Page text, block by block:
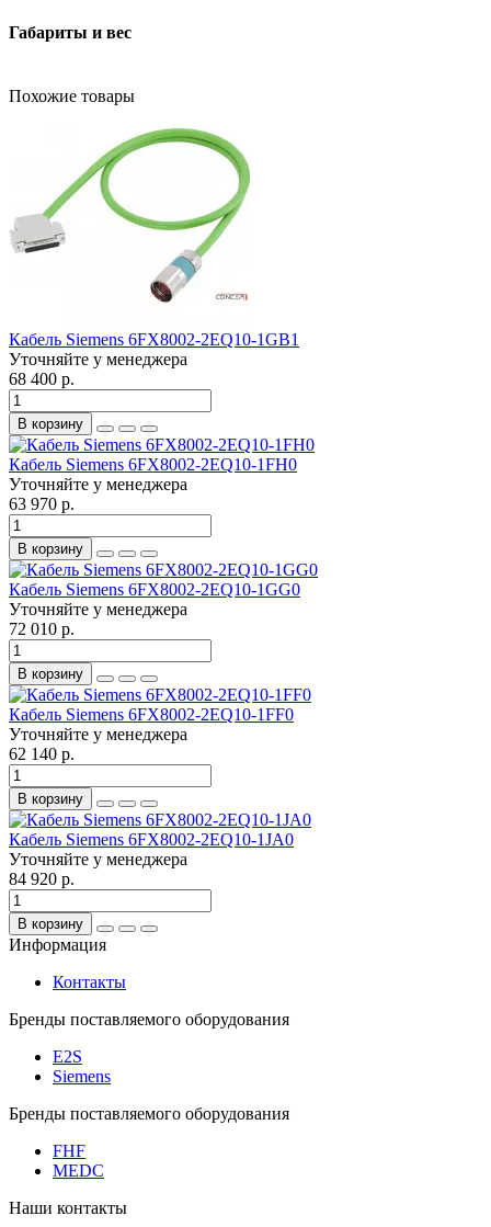
Габариты и вес
Похожие товары
Кабель Siemens 6FX8002-2EQ10-1GB1
Уточняйте у менеджера
68 400 р.
В корзину
Кабель Siemens 6FX8002-2EQ10-1FH0
Уточняйте у менеджера
63 970 р.
В корзину
Кабель Siemens 6FX8002-2EQ10-1GG0
Уточняйте у менеджера
72 010 р.
В корзину
Кабель Siemens 6FX8002-2EQ10-1FF0
Уточняйте у менеджера
62 140 р.
В корзину
Кабель Siemens 6FX8002-2EQ10-1JA0
Уточняйте у менеджера
84 920 р.
В корзину
Информация
Контакты
Бренды поставляемого оборудования
E2S
Siemens
Бренды поставляемого оборудования
FHF
MEDC
Наши контакты